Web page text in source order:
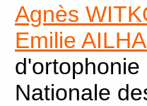
Agnès
Emilie
Nationale